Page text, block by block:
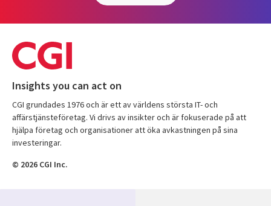
Insights you can act on
CGI grundades 1976 och är ett av världens största IT- och
affärstjänsteföretag. Vi drivs av insikter och är fokuserade på att
hjälpa företag och organisationer att öka avkastningen på sina
investeringar.
© 2026 CGI Inc.